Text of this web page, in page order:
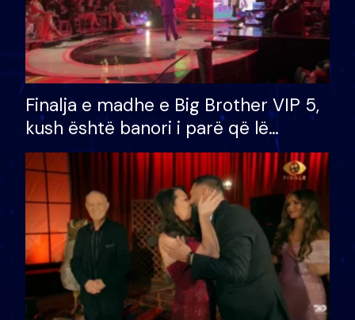
Finalja e madhe e Big Brother VIP 5,
kush është banori i parë që lë
shtëpinë dhe humb mundësinë për
të fituar çmimin e madh